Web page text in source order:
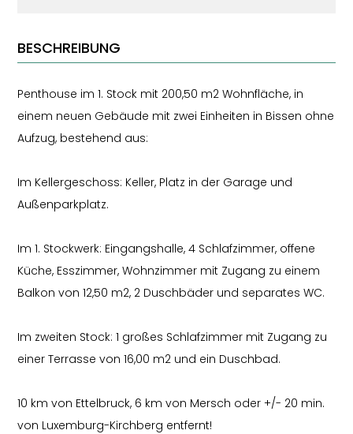
BESCHREIBUNG
Penthouse im 1. Stock mit 200,50 m2 Wohnfläche, in
einem neuen Gebäude mit zwei Einheiten in Bissen ohne
Aufzug, bestehend aus:
Im Kellergeschoss: Keller, Platz in der Garage und
Außenparkplatz.
Im 1. Stockwerk: Eingangshalle, 4 Schlafzimmer, offene
Küche, Esszimmer, Wohnzimmer mit Zugang zu einem
Balkon von 12,50 m2, 2 Duschbäder und separates WC.
Im zweiten Stock: 1 großes Schlafzimmer mit Zugang zu
einer Terrasse von 16,00 m2 und ein Duschbad.
10 km von Ettelbruck, 6 km von Mersch oder +/- 20 min.
von Luxemburg-Kirchberg entfernt!